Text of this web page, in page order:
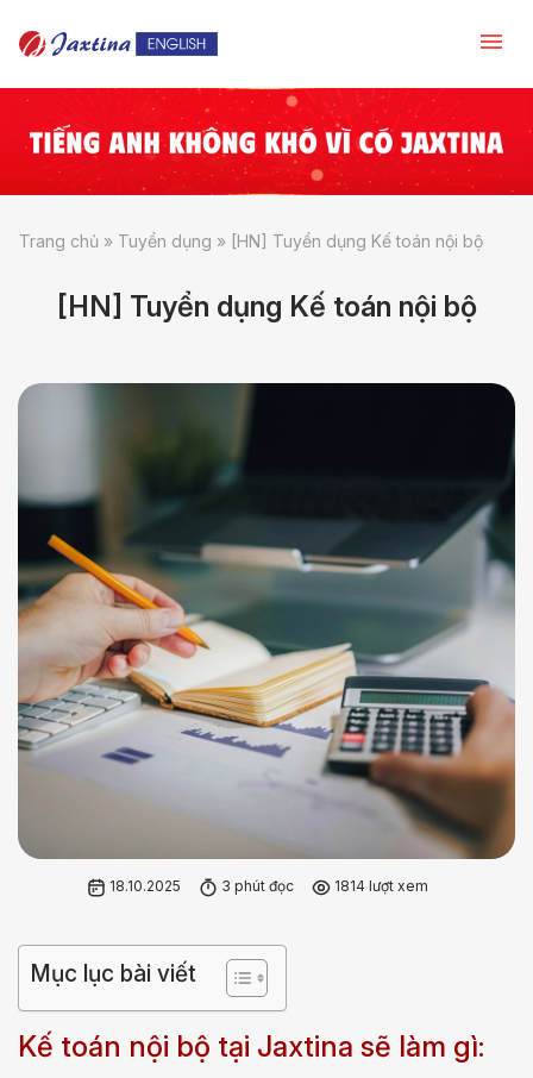
Trang chủ » Tuyển dụng » [HN] Tuyển dụng Kế toán nội bộ
[HN] Tuyển dụng Kế toán nội bộ
18.10.2025 3 phút đọc 1814 lượt xem
Mục lục bài viết
Kế toán nội bộ tại Jaxtina sẽ làm gì: